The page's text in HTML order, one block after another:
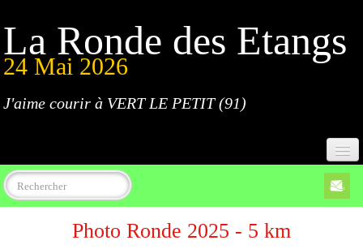
La Ronde des Etangs
24 Mai 2026
J'aime courir à VERT LE PETIT (91)
Accueil
ProgrammePhoto Ronde 2025 - 5 km